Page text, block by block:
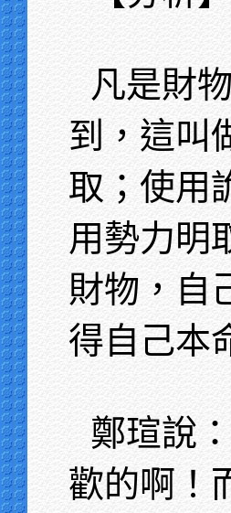
凡是財
到，這叫
取；使用
用勢力明
財物，自
得自己本
鄭瑄說
歡的啊！